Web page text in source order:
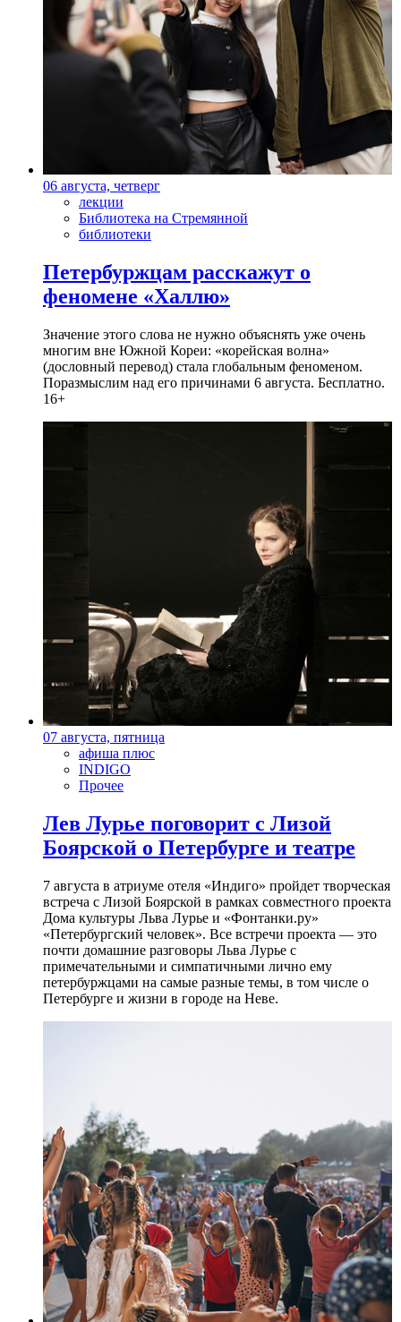
06 августа, четверг
лекции
Библиотека на Стремянной
библиотеки
Петербуржцам расскажут о
феномене «Халлю»
Значение этого слова не нужно объяснять уже очень
многим вне Южной Кореи: «корейская волна»
(дословный перевод) стала глобальным феноменом.
Поразмыслим над его причинами 6 августа. Бесплатно.
16+
07 августа, пятница
афиша плюс
INDIGO
Прочее
Лев Лурье поговорит с Лизой
Боярской о Петербурге и театре
7 августа в атриуме отеля «Индиго» пройдет творческая
встреча с Лизой Боярской в рамках совместного проекта
Дома культуры Льва Лурье и «Фонтанки.ру»
«Петербургский человек». Все встречи проекта — это
почти домашние разговоры Льва Лурье с
примечательными и симпатичными лично ему
петербуржцами на самые разные темы, в том числе о
Петербурге и жизни в городе на Неве.